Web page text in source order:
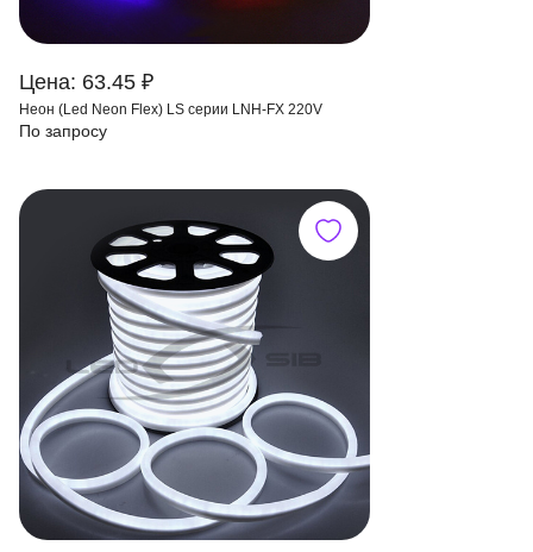
Цена: 63.45 ₽
Неон (Led Neon Flex) LS серии LNH-FX 220V
По запросу